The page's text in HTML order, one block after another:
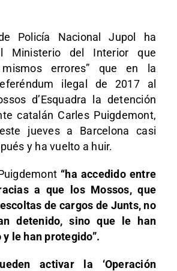
Policía Nacional Jupol ha
Ministerio del Interior que
errores” que en la
ilegal de 2017 al
d’Esquadra la detención
catalán Carles Puigdemont,
jueves a Barcelona casi
y ha vuelto a huir.
“ha accedido entre
a que los Mossos, que
de cargos de Junts, no
detenido, sino que le han
le han protegido”.
activar la ‘Operación